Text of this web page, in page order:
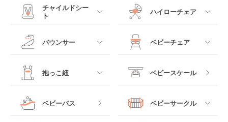
すべて
レギュラーサイズベビ
ベッドインベッド
クーファン
すべて
ベビーカーその他
チャイルドシー
ト
すべて
ジュニアシート
ハイローチェア
すべて
バウンサー
すべて
ベビーチェア
すべて
抱っこ紐
すべて
ベビースケール
ベビーバス ベビーサークル